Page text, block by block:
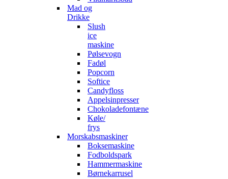
Mad og
Drikke
Slush
ice
maskine
Pølsevogn
Fadøl
Popcorn
Softice
Candyfloss
Appelsinpresser
Chokoladefontæne
Køle/
frys
Morskabsmaskiner
Boksemaskine
Fodboldspark
Hammermaskine
Børnekarrusel